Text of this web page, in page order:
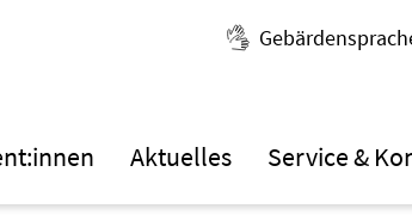
Aktuelles Service &